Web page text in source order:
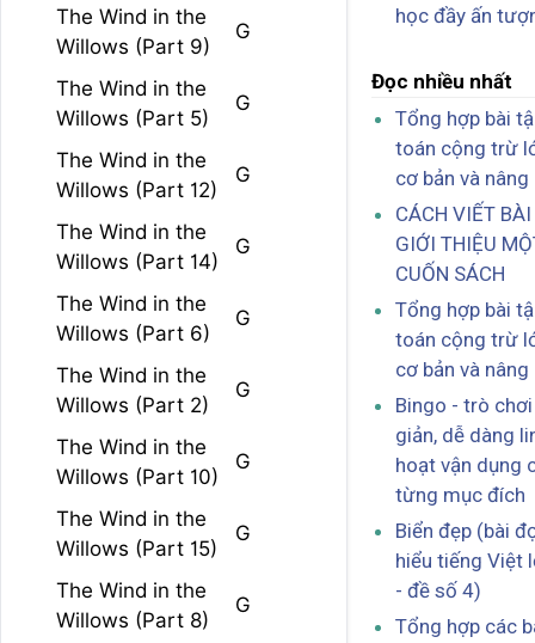
The Wind in the
Willows (Part 9)
G
The Wind in the
Willows (Part 5)
G
The Wind in the
Willows (Part 12)
G
The Wind in the
Willows (Part 14)
G
The Wind in the
Willows (Part 6)
G
The Wind in the
Willows (Part 2)
G
The Wind in the
Willows (Part 10)
G
The Wind in the
Willows (Part 15)
G
The Wind in the
Willows (Part 8)
G
học đầy ấn
Đọc nhiều nhất
Tổng hợp bài
toán cộng trừ
cơ bản và nâng
CÁCH VIẾT BÀI
GIỚI THIỆU
CUỐN SÁCH
Tổng hợp bài
toán cộng trừ
cơ bản và nâng
Bingo - trò
giản, dễ dàng
hoạt vận dụng
từng mục đích
Biển đẹp (bài
hiểu tiếng Việt
- đề số 4)
Tổng hợp các